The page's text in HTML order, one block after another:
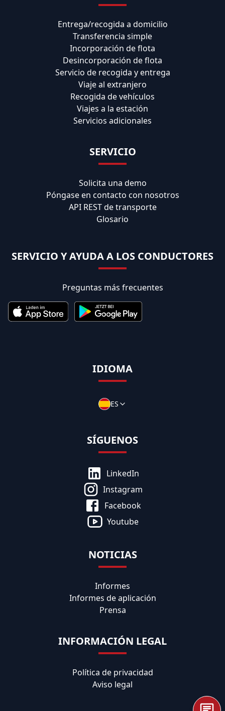
Entrega/recogida a domicilio
Transferencia simple
Incorporación de flota
Desincorporación de flota
Servicio de recogida y entrega
Viaje al extranjero
Recogida de vehículos
Viajes a la estación
Servicios adicionales
SERVICIO
Solicita una demo
Póngase en contacto con nosotros
API REST de transporte
Glosario
SERVICIO Y AYUDA A LOS CONDUCTORES
Preguntas más frecuentes
IDIOMA
ES
SÍGUENOS
LinkedIn
Instagram
Facebook
Youtube
NOTICIAS
Informes
Informes de aplicación
Prensa
INFORMACIÓN LEGAL
Política de privacidad
Aviso legal